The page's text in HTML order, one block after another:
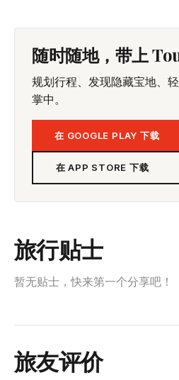
随时随地，带上
规划行程、发现隐藏宝地、
掌中。
在 GOOGLE PLAY 下载
在 APP STORE 下载
旅行贴士
暂无贴士，快来第一个分享吧！
旅友评价